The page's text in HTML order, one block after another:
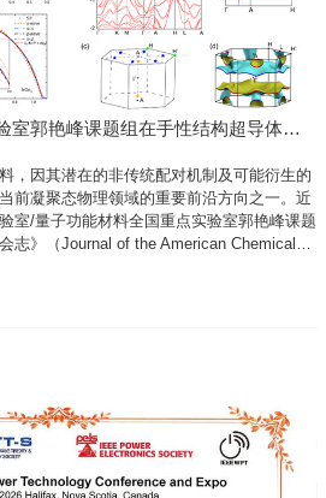
室郭艳峰课题组在手性结构超导体与
，因其潜在的非传统配对机制及可能衍生的
前凝聚态物理领域的重要前沿方向之一。近
室/量子功能材料全国重点实验室郭艳峰课题
志》（Journal of the American Chemical
合（SOC）增强的p波配对分量；另一项则